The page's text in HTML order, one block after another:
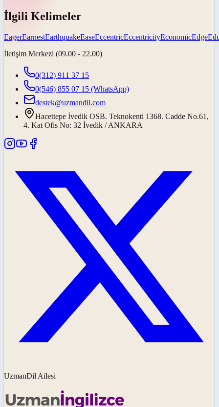
İlgili Kelimeler
EagerEarnestEarthquakeEaseEccentricEccentricityEconomicEdge
İletişim Merkezi (09.00 - 22.00)
0(312) 911 37 15
0(546) 855 07 15 (WhatsApp)
destek@uzmandil.com
Hacettepe İvedik OSB. Teknokenti 1368. Cadde No.61,
4. Kat Ofis No: 32 İvedik / ANKARA
UzmanDil Ailesi